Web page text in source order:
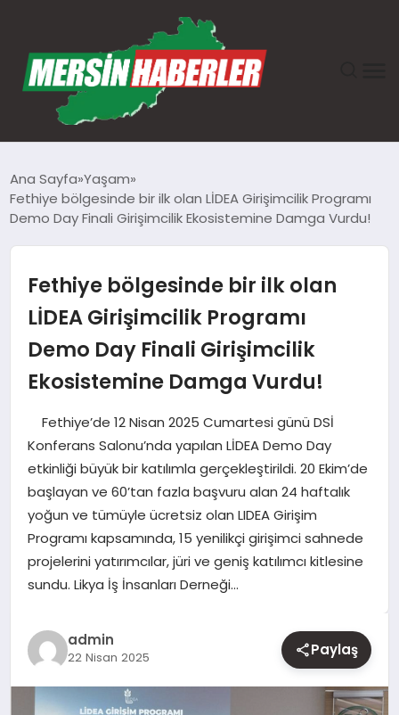
GÜNDEM
SAĞLIK
TEKNOLOJI
YAŞAM
EĞITIM
Ana Sayfa Yaşam
Fethiye bölgesinde bir ilk olan LİDEA Girişimcilik Programı
Demo Day Finali Girişimcilik Ekosistemine Damga Vurdu!
Fethiye bölgesinde bir ilk olan
LİDEA Girişimcilik Programı
Demo Day Finali Girişimcilik
Ekosistemine Damga Vurdu!
Fethiye’de 12 Nisan 2025 Cumartesi günü DSİ
Konferans Salonu’nda yapılan LİDEA Demo Day
etkinliği büyük bir katılımla gerçekleştirildi. 20 Ekim’de
başlayan ve 60’tan fazla başvuru alan 24 haftalık
yoğun ve tümüyle ücretsiz olan LIDEA Girişim
Programı kapsamında, 15 yenilikçi girişimci sahnede
projelerini yatırımcılar, jüri ve geniş katılımcı kitlesine
sundu. Likya İş İnsanları Derneği…
admin
22 Nisan 2025 Paylaş